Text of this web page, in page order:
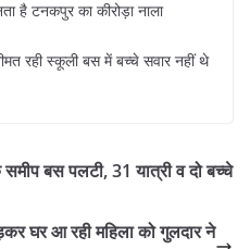
है टनकपुर का कीरोड़ा नाला
रही स्कूली बस में बच्चे सवार नहीं थे
बस पलटी, 31 यात्री व दो बच्चे
घर आ रही महिला को गुलदार ने